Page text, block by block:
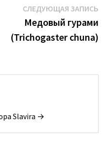
СЛЕДУЮЩАЯ ЗАПИСЬ
Медовый гурами
(Trichogaster chuna)
Slavira →